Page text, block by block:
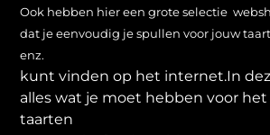
Ook hebben hier een grote selectie
dat je eenvoudig je spullen voor jouw
enz.
kunt vinden op het internet.In
alles wat je moet hebben voor
taarten